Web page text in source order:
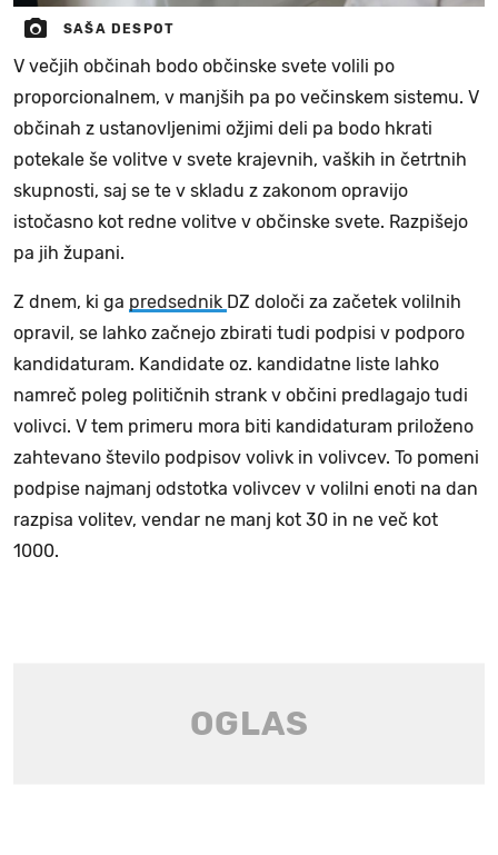
SAŠA DESPOT
V večjih občinah bodo občinske svete volili po
proporcionalnem, v manjših pa po večinskem sistemu. V
občinah z ustanovljenimi ožjimi deli pa bodo hkrati
potekale še volitve v svete krajevnih, vaških in četrtnih
skupnosti, saj se te v skladu z zakonom opravijo
istočasno kot redne volitve v občinske svete. Razpišejo
pa jih župani.
Z dnem, ki ga predsednik DZ določi za začetek volilnih
opravil, se lahko začnejo zbirati tudi podpisi v podporo
kandidaturam. Kandidate oz. kandidatne liste lahko
namreč poleg političnih strank v občini predlagajo tudi
volivci. V tem primeru mora biti kandidaturam priloženo
zahtevano število podpisov volivk in volivcev. To pomeni
podpise najmanj odstotka volivcev v volilni enoti na dan
razpisa volitev, vendar ne manj kot 30 in ne več kot
1000.